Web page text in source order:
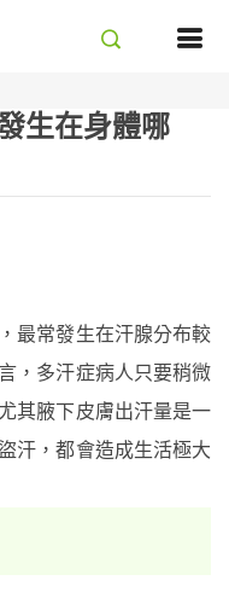
生在身體哪
最常發生在汗腺分布較
，多汗症病人只要稍微
其腋下皮膚出汗量是一
汗，都會造成生活極大